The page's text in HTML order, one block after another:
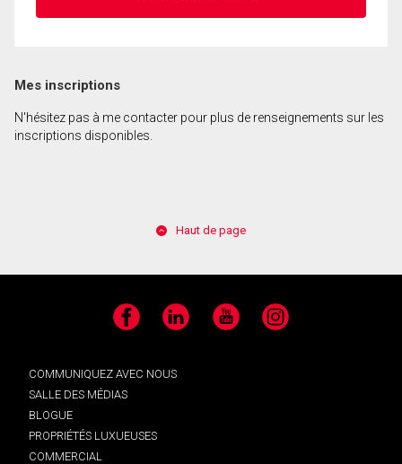
Mes inscriptions
N'hésitez pas à me contacter pour plus de renseignements sur les
inscriptions disponibles.
Haut de page
Facebook LinkedIn YouTube Instagram
COMMUNIQUEZ AVEC NOUS
SALLE DES MÉDIAS
BLOGUE
PROPRIÉTÉS LUXUEUSES
COMMERCIAL